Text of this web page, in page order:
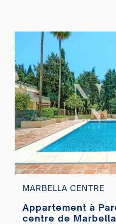
MARBELLA CENTRE
Appartement à
centre de